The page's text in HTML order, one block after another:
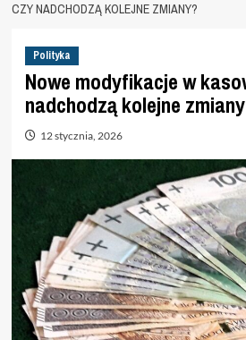
CZY NADCHODZĄ KOLEJNE ZMIANY?
Polityka
Nowe modyfikacje w
nadchodzą kolejne
12 stycznia, 2026